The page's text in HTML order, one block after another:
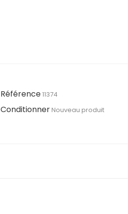
Référence11374
Conditionner Nouveau produit